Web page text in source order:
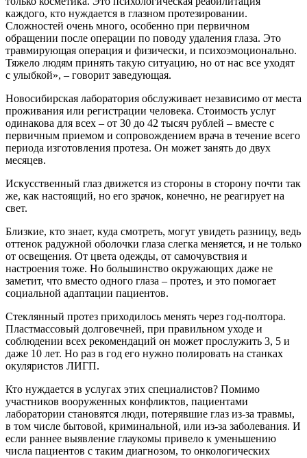
каждого, кто нуждается в глазном протезировании.
Сложностей очень много, особенно при первичном
обращении после операции по поводу удаления глаза. Это
травмирующая операция и физически, и психоэмоционально.
Тяжело людям принять такую ситуацию, но от нас все уходят
с улыбкой», – говорит заведующая.
Новосибирская лаборатория обслуживает независимо от места
проживания или регистрации человека. Стоимость услуг
одинакова для всех – от 30 до 42 тысяч рублей – вместе с
первичным приемом и сопровождением врача в течение всего
периода изготовления протеза. Он может занять до двух
месяцев.
Искусственный глаз движется из стороны в сторону почти так
же, как настоящий, но его зрачок, конечно, не реагирует на
свет.
Близкие, кто знает, куда смотреть, могут увидеть разницу, ведь
оттенок радужной оболочки глаза слегка меняется, и не только
от освещения. От цвета одежды, от самочувствия и
настроения тоже. Но большинство окружающих даже не
заметит, что вместо одного глаза – протез, и это помогает
социальной адаптации пациентов.
Стеклянный протез приходилось менять через год-полтора.
Пластмассовый долговечней, при правильном уходе и
соблюдении всех рекомендаций он может прослужить 3, 5 и
даже 10 лет. Но раз в год его нужно полировать на станках
окуляристов ЛИГП.
Кто нуждается в услугах этих специалистов? Помимо
участников вооруженных конфликтов, пациентами
лаборатории становятся люди, потерявшие глаз из-за травмы,
в том числе бытовой, криминальной, или из-за заболевания. И
если раннее выявление глаукомы привело к уменьшению
числа пациентов с таким диагнозом, то онкологических